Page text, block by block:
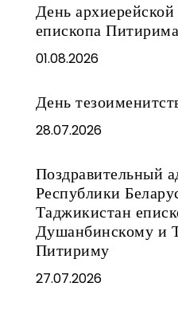
День
епископа Питирима
01.08.2026
День
28.07.2026
Поздравительный
Республики
Таджикистан
Душанбинскому и
Питириму
27.07.2026